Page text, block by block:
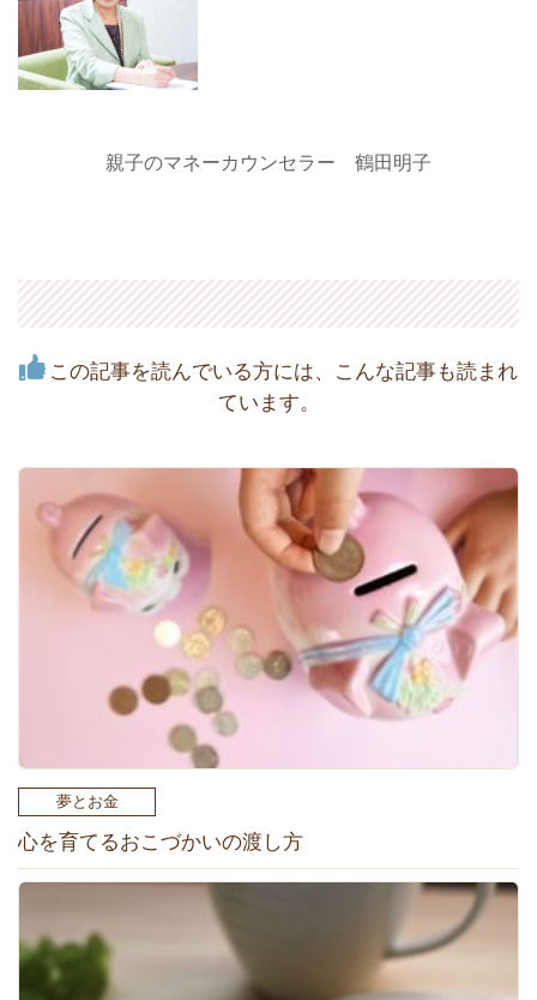
親子のマネーカウンセラー 鶴田明子
この記事を読んでいる方には、こんな記事も読まれ
ています。
夢とお金
心を育てるおこづかいの渡し方